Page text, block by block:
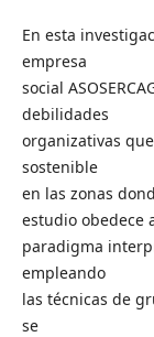
En esta
empresa
social
debilidades
organizativas
sostenible
en las zonas
estudio obedece
paradigma
empleando
las técnicas de
se